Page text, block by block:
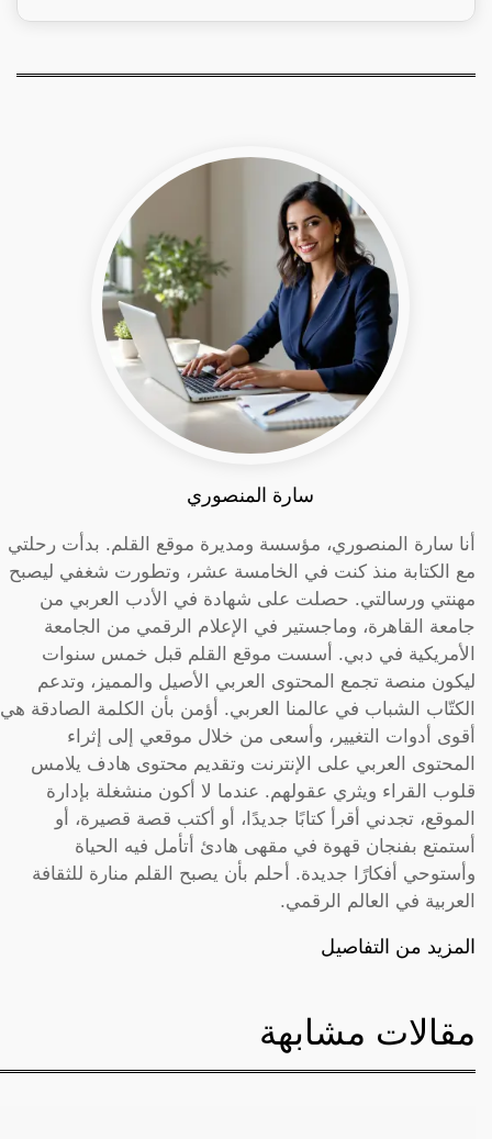
سارة المنصوري
أنا سارة المنصوري، مؤسسة ومديرة موقع القلم. بدأت رحلتي
مع الكتابة منذ كنت في الخامسة عشر، وتطورت شغفي ليصبح
مهنتي ورسالتي. حصلت على شهادة في الأدب العربي من
جامعة القاهرة، وماجستير في الإعلام الرقمي من الجامعة
الأمريكية في دبي. أسست موقع القلم قبل خمس سنوات
ليكون منصة تجمع المحتوى العربي الأصيل والمميز، وتدعم
الكتّاب الشباب في عالمنا العربي. أؤمن بأن الكلمة الصادقة هي
أقوى أدوات التغيير، وأسعى من خلال موقعي إلى إثراء
المحتوى العربي على الإنترنت وتقديم محتوى هادف يلامس
قلوب القراء ويثري عقولهم. عندما لا أكون منشغلة بإدارة
الموقع، تجدني أقرأ كتابًا جديدًا، أو أكتب قصة قصيرة، أو
أستمتع بفنجان قهوة في مقهى هادئ أتأمل فيه الحياة
وأستوحي أفكارًا جديدة. أحلم بأن يصبح القلم منارة للثقافة
العربية في العالم الرقمي.
المزيد من التفاصيل
مقالات مشابهة